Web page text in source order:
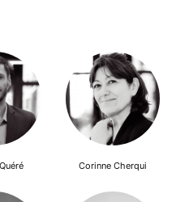
Corinne Cherqui